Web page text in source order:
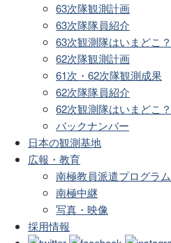
63次隊観測計画
63次隊隊員紹介
63次観測隊はいまどこ？
62次隊観測計画
61次・62次隊観測成果
62次隊隊員紹介
62次観測隊はいまどこ？
バックナンバー
日本の観測基地
広報・教育
南極教員派遣プログラム
南極中継
写真・映像
採用情報